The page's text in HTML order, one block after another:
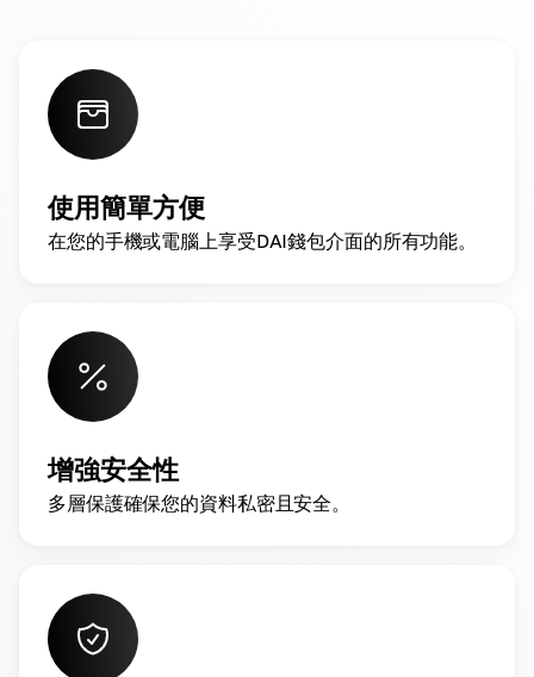
使用簡單方便
在您的手機或電腦上享受DAI錢包介面的所有功能。
增強安全性
多層保護確保您的資料私密且安全。